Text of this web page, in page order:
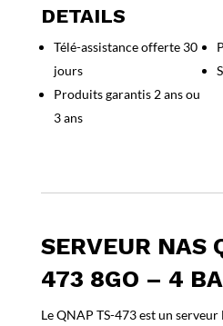
Qnap
473
8Go
–
DETAILS
Télé-assistance offerte 30
jours
Produits garantis 2 ans ou
3 ans
SERVEUR NAS
473 8GO – 4
Le QNAP TS-473 est un